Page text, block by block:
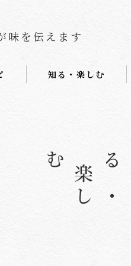
味を伝えます
知る・楽しむ
む